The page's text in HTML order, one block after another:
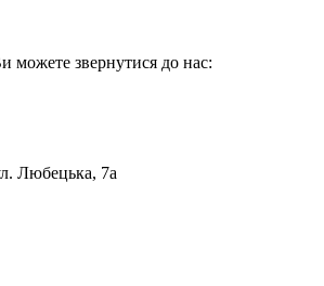
можете звернутися до нас:
Любецька, 7а